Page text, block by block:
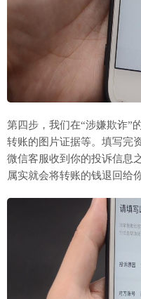
第四步，我们在“涉嫌欺诈”
转账的图片证据等。填写完
微信客服收到你的投诉信息
属实就会将转账的钱退回给